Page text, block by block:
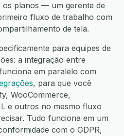
os planos — um gerente de
fluxo de trabalho com
de tela.
para equipes de
a integração entre
em paralelo com
, para que você
WooCommerce,
e outros no mesmo fluxo
Tudo funciona em um
com o GDPR,